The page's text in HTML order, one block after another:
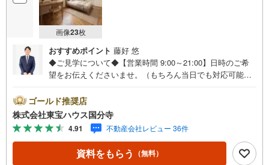
画像23枚
おすすめポイント 藤好 悠
◆ご見学について◆【営業時間 9:00～21:00】日時のご希
望をお伝えくださいませ。（もちろん当日でも対応可能で
のご連絡をおすすめいたします。「室内・現地を見学す
る」ボタンよりご予約いただくと、スムーズにご案内可能
です。事前に鍵の手配や内覧準備が必要な場合がございま
すのでご了承ください。◆TOHO HOUSE CLUB◆弊社で売
買いただいたお客様はTOHO HOUSE CLUBにご加入いただ
けます。10～20、30年後のリフォーム、保険やローンの見
ゴールド推奨店
株式会社東宝ハウス国分寺
4.91 不動産会社レビュー 36件
資料をもらう （無料）